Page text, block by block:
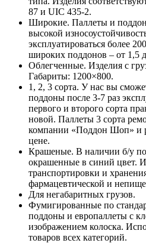
87 и UIC 435-2.
Широкие. Паллеты и
высокой
эксплуатироваться более
широких поддонов – от 1,5
Облегченные. Изделия с
Габариты: 1200×800.
1, 2, 3 сорта. У нас вы
поддоны после 3-7 раз
первого и второго сорта
новой. Паллеты 3 сорта
компании «Поддон Шоп» и
цене.
Крашеные. В наличии б/у
окрашенные в синий цвет.
транспортировки и
фармацевтической и
Для негабаритных грузов.
Фумигированные по
поддоны и европаллеты с
изображением колоска.
товаров всех категорий.